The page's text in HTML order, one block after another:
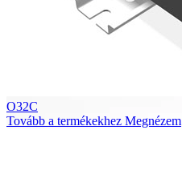
O32C
Tovább a termékekhez Megnézem